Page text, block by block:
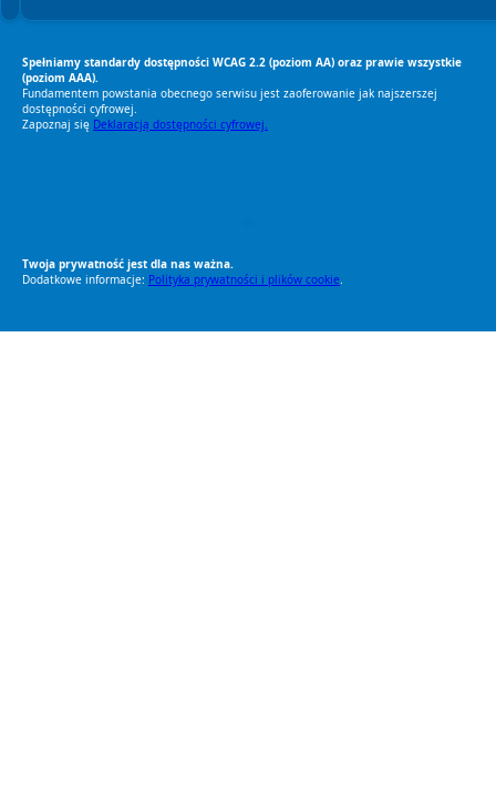
Spełniamy standardy dostępności WCAG 2.2 (poziom AA) oraz prawie wszystkie
(poziom AAA).
Fundamentem powstania obecnego serwisu jest zaoferowanie jak najszerszej
dostępności cyfrowej.
Zapoznaj się Deklaracją dostępności cyfrowej.
Twoja prywatność jest dla nas ważna.
Dodatkowe informacje: Polityka prywatności i plików cookie.